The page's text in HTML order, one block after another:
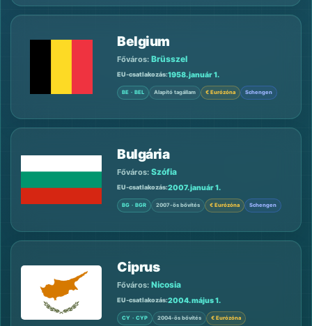
Belgium
Főváros: Brüsszel
EU-csatlakozás 1958. január 1.
BE · BEL Alapító tagállam € Eurózóna Schengen
Bulgária
Főváros: Szófia
EU-csatlakozás 2007. január 1.
BG · BGR 2007-ös bővítés € Eurózóna Schengen
Ciprus
Főváros: Nicosia
EU-csatlakozás 2004. május 1.
CY · CYP 2004-ös bővítés € Eurózóna